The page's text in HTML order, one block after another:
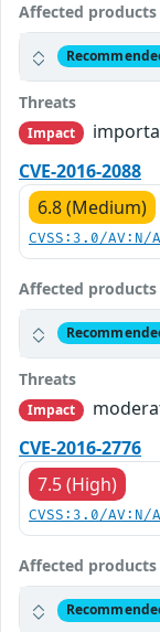
Affected products
Threats
Impact
CVE-2016-2088
6.8 (Medium)
CVSS:3.0/
Affected products
Threats
Impact
CVE-2016-2776
7.5 (High)
CVSS:3.0/
Affected products